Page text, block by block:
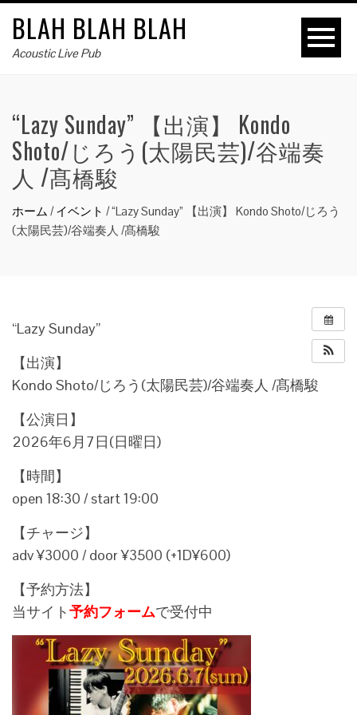
BLAH BLAH BLAH
Acoustic Live Pub
“Lazy Sunday” 【出演】 Kondo
Shoto/じろう(太陽民芸)/谷端奏
人 /髙橋駿
ホーム /イベント /“Lazy Sunday” 【出演】 Kondo Shoto/じろう
(太陽民芸)/谷端奏人 /髙橋駿
“Lazy Sunday”
【出演】
Kondo Shoto/じろう(太陽民芸)/谷端奏人 /髙橋駿
【公演日】
2026年6月7日(日曜日)
【時間】
open 18:30 / start 19:00
【チャージ】
adv ¥3000 / door ¥3500 (+1D¥600)
【予約方法】
当サイト予約フォームで受付中